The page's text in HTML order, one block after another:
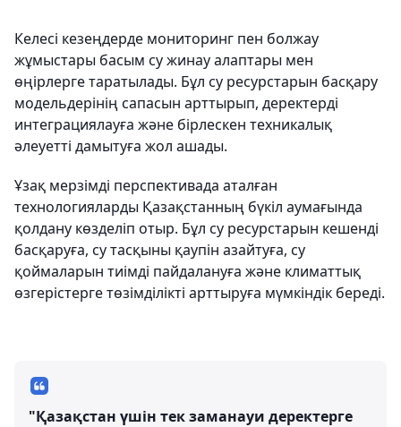
Келесі кезеңдерде мониторинг пен болжау
жұмыстары басым су жинау алаптары мен
өңірлерге таратылады. Бұл су ресурстарын басқару
модельдерінің сапасын арттырып, деректерді
интеграциялауға және бірлескен техникалық
әлеуетті дамытуға жол ашады.
Ұзақ мерзімді перспективада аталған
технологияларды Қазақстанның бүкіл аумағында
қолдану көзделіп отыр. Бұл су ресурстарын кешенді
басқаруға, су тасқыны қаупін азайтуға, су
қоймаларын тиімді пайдалануға және климаттық
өзгерістерге төзімділікті арттыруға мүмкіндік береді.
"Қазақстан үшін тек заманауи деректерге